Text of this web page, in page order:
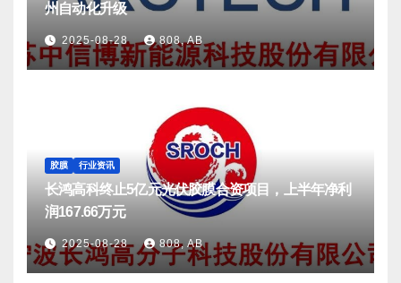
州自动化升级
2025-08-28 808, AB
胶膜 行业资讯
长鸿高科终止5亿元光伏胶膜合资项目，上半年净利
润167.66万元
2025-08-28 808, AB